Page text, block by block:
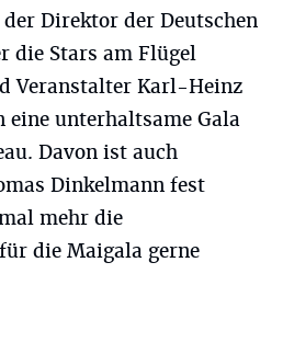
Direktor der Deutschen
die Stars am Flügel
Veranstalter Karl-Heinz
eine unterhaltsame Gala
Davon ist auch
Dinkelmann fest
mehr die
die Maigala gerne